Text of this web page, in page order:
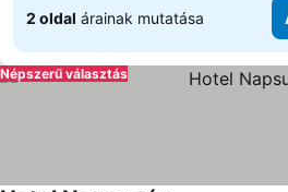
2 oldal árainak mutatása
Népszerű választás